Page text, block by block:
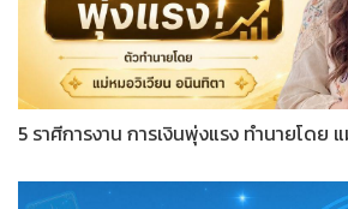
5 ราศีการงาน การเงินพุ่งแรง ทำนายโดย